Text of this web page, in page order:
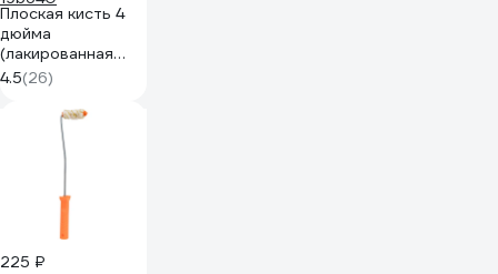
Плоская кисть 4
дюйма
(лакированная
деревянная ручка,
натуральная
щетина, для
масляных красок)
TOPEX Профи
4.5(26)
225 ₽